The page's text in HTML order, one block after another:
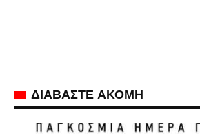
ΔΙΑΒΑΣΤΕ ΑΚΟΜΗ